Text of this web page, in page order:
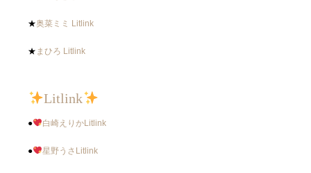
★奥菜ミミ Litlink
★ まひろ Litlink
Litlink
● 白崎えりかLitlink
● 星野うさLitlink